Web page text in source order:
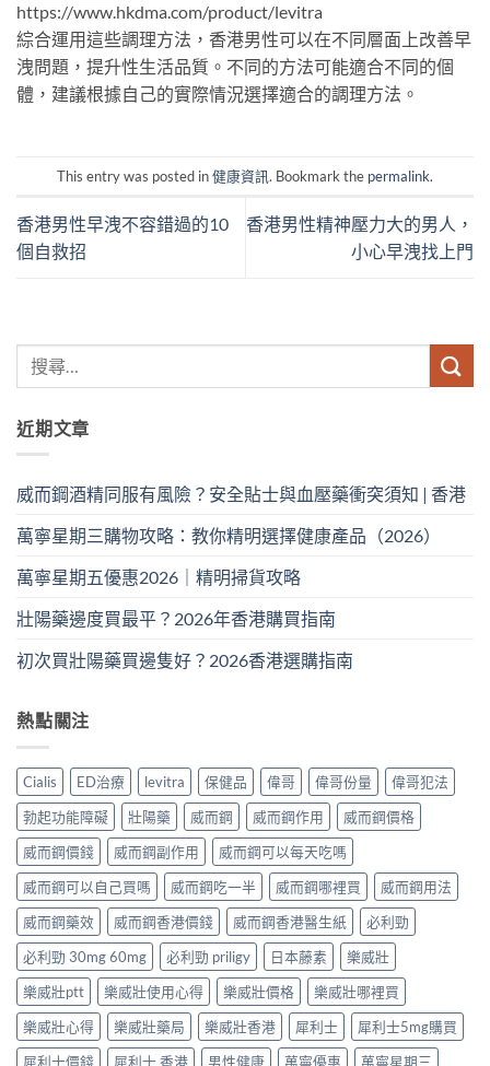
https://www.hkdma.com/product/levitra
綜合運用這些調理方法，香港男性可以在不同層面上改善早
洩問題，提升性生活品質。不同的方法可能適合不同的個
體，建議根據自己的實際情況選擇適合的調理方法。
This entry was posted in健康資訊. Bookmark the permalink.
香港男性早洩不容錯過的10
個自救招
香港男性精神壓力大的男人，
小心早洩找上門
近期文章
威而鋼酒精同服有風險？安全貼士與血壓藥衝突須知 | 香港
萬寧星期三購物攻略：教你精明選擇健康產品（2026）
萬寧星期五優惠2026｜精明掃貨攻略
壯陽藥邊度買最平？2026年香港購買指南
初次買壯陽藥買邊隻好？2026香港選購指南
熱點關注
Cialis ED治療 levitra 保健品 偉哥 偉哥份量
偉哥犯法
勃起功能障礙
壯陽藥 威而鋼 威而鋼作用
威而鋼價格
威而鋼價錢
威而鋼副作用
威而鋼可以每天吃嗎
威而鋼可以自己買嗎
威而鋼吃一半 威而鋼哪裡買
威而鋼用法
威而鋼藥效
威而鋼香港價錢 威而鋼香港醫生紙
必利勁
必利勁 30mg 60mg
必利勁 priligy 日本藤素
樂威壯
樂威壯ptt
樂威壯使用心得 樂威壯價格
樂威壯哪裡買
樂威壯心得
樂威壯藥局 樂威壯香港 犀利士
犀利士5mg購買
犀利士價錢
犀利士 香港 男性健康 萬寧優惠 萬寧星期三